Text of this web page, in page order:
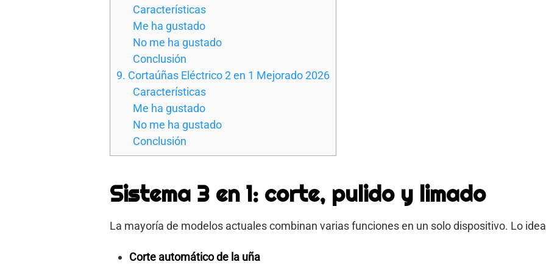
Características
Me ha gustado
No me ha gustado
Conclusión
9. Cortaúñas Eléctrico 2 en 1 Mejorado 2026
Características
Me ha gustado
No me ha gustado
Conclusión
Sistema 3 en 1: corte, pulido y limado
La mayoría de modelos actuales combinan varias funciones en un solo dispositivo. Lo
Corte automático de la uña